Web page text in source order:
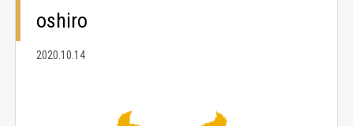
oshiro
2020.10.14